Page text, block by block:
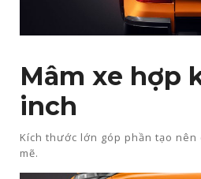
Mâm xe hợp
inch
Kích thước lớn góp phần tạo nên
mẽ.​